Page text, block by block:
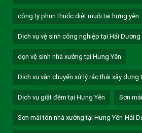
công ty phun thuốc diệt muỗi tại hưng yên
Dịch vụ vệ sinh công nghiệp tại Hải Dương
dọn vệ sinh nhà xưởng tại Hưng Yên
Dịch vụ vận chuyển xử lý rác thải xây dựng
Dịch vụ giặt đệm tại Hưng Yên Sơn
Sơn mái tôn nhà xưởng tại Hưng Yên-Hải